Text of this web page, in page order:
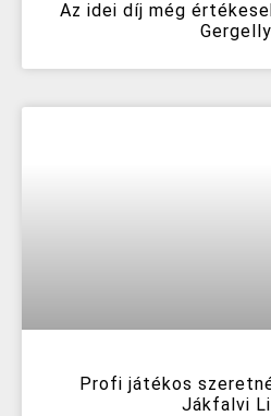
Az idei díj még
Profi játékos
Jákfalvi